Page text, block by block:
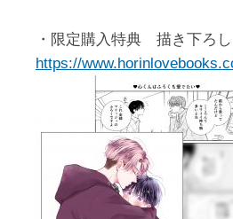
・限定購入特典 描き下ろ
https://